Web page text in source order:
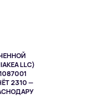
LLC)
2310 —